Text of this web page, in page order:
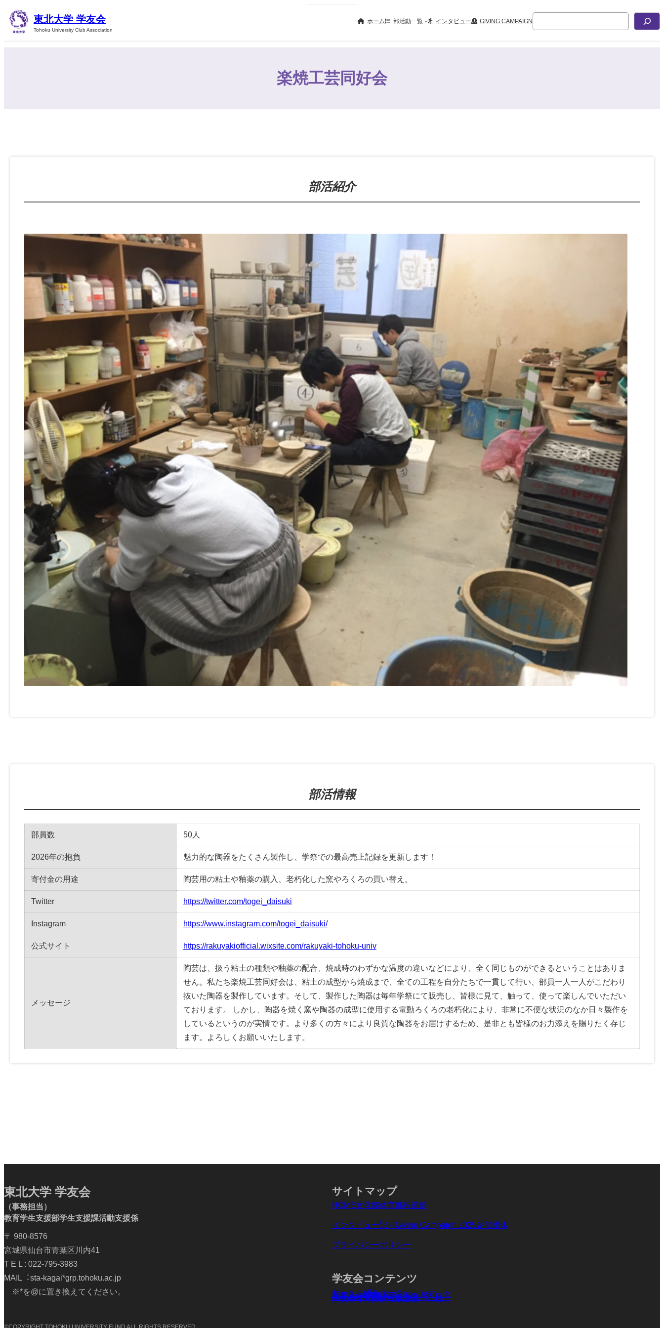
容
東北大学 学友会
Tohoku University Club Association
ホーム 部活動一覧 インタビュー GIVING CAMPAIGN
索
楽焼工芸同好会
部活紹介
部活情報
部員数 50人
2026年の抱負 魅力的な陶器をたくさん製作し、学祭での最高売上記録を更新します！
寄付金の用途 陶芸用の粘土や釉薬の購入、老朽化した窯やろくろの買い替え。
Twitter https://twitter.com/togei_daisuki
Instagram https://www.instagram.com/togei_daisuki/
公式サイト https://rakuyakiofficial.wixsite.com/rakuyaki-tohoku-univ
メッセージ
陶芸は、扱う粘土の種類や釉薬の配合、焼成時のわずかな温度の違いなどにより、全く同じものができるということはありま
せん。私たち楽焼工芸同好会は、粘土の成型から焼成まで、全ての工程を自分たちで一貫して行い、部員一人一人がこだわり
抜いた陶器を製作しています。そして、製作した陶器は毎年学祭にて販売し、皆様に見て、触って、使って楽しんでいただい
ております。 しかし、陶器を焼く窯や陶器の成型に使用する電動ろくろの老朽化により、非常に不便な状況のなか日々製作を
しているというのが実情です。より多くの方々により良質な陶器をお届けするため、是非とも皆様のお力添えを賜りたく存じ
ます。よろしくお願いいたします。
東北大学 学友会
（事務担当）
教育学生支援部学生支援課活動支援係
〒 980-8576
宮城県仙台市青葉区川内41
T E L : 022-795-3983
MAIL︓sta-kagai*grp.tohoku.ac.jp
※*を@に置き換えてください。
サイトマップ
HOME文化部体育部報道部
インタビュー記事Giving Campaign 2025参加団体
プライバシーポリシー
学友会コンテンツ
サークル紹介ページ
サークル紹介パンフレットデータ
東北大学新聞 入学お祝い号
学友会文化部情報総合誌「北杜」
学友会体育部情報総合誌「北雄」